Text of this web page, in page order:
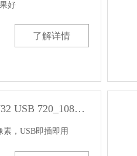
好
了解详情
OV9732 USB 720_1080P_USB芭乐视频色版APP模组
，USB即插即用